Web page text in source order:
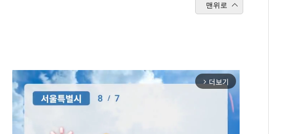
맨위로
arrow_forward_ios 더보기